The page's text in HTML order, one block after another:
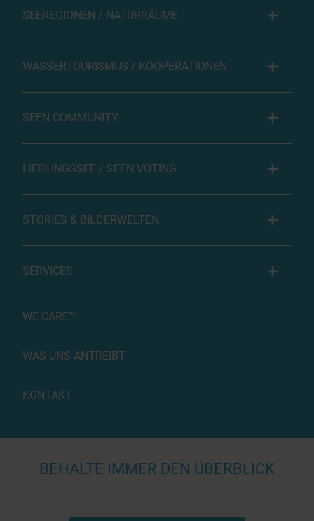
SEEREGIONEN / NATURRÄUME
WASSERTOURISMUS / KOOPERATIONEN
SEEN COMMUNITY
LIEBLINGSSEE / SEEN VOTING
STORIES & BILDERWELTEN
SERVICES
WE CARE™
WAS UNS ANTREIBT
KONTAKT
BEHALTE IMMER DEN ÜBERBLICK